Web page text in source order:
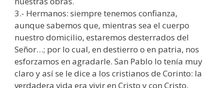
3.- Hermanos: siempre tenemos confianza,
aunque sabemos que, mientras sea el cuerpo
nuestro domicilio, estaremos desterrados del
Señor…; por lo cual, en destierro o en patria, nos
esforzamos en agradarle. San Pablo lo tenía muy
claro y así se le dice a los cristianos de Corinto: la
verdadera vida era vivir en Cristo y con Cristo,